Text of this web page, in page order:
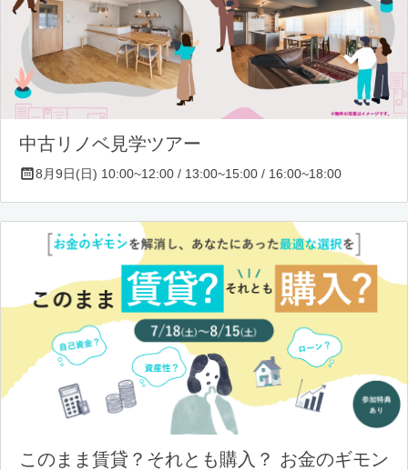
中古リノベ見学ツアー
8月9日(日) 10:00~12:00 / 13:00~15:00 / 16:00~18:00
このまま賃貸？それとも購入？ お金のギモン